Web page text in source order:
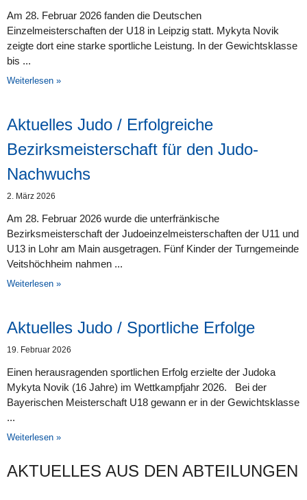
AKTUELLES AUS DEN AB­TEI­LUNG­EN
Am 28. Februar 2026 fanden die Deutschen
Einzelmeisterschaften der U18 in Leipzig statt. Mykyta Novik
zeigte dort eine starke sportliche Leistung. In der Gewichtsklasse
bis
Weiterlesen »
Aktuelles Judo / Erfolgreiche
Bezirksmeisterschaft für den Judo-
Nachwuchs
2. März 2026
Am 28. Februar 2026 wurde die unterfränkische
Bezirksmeisterschaft der Judoeinzelmeisterschaften der U11 und
U13 in Lohr am Main ausgetragen. Fünf Kinder der Turngemeinde
Veitshöchheim nahmen
Weiterlesen »
Aktuelles Judo / Sportliche Erfolge
19. Februar 2026
Einen herausragenden sportlichen Erfolg erzielte der Judoka
Mykyta Novik (16 Jahre) im Wettkampfjahr 2026. Bei der
Bayerischen Meisterschaft U18 gewann er in der Gewichtsklasse
Weiterlesen »